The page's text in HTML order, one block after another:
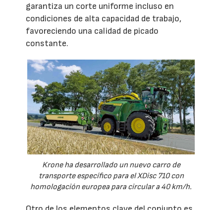
garantiza un corte uniforme incluso en
condiciones de alta capacidad de trabajo,
favoreciendo una calidad de picado
constante.
Krone ha desarrollado un nuevo carro de
transporte específico para el XDisc 710 con
homologación europea para circular a 40 km/h.